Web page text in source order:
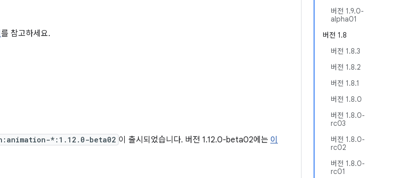
버전 1.9.0-
alpha01
버전 1.8
버전 1.8.3
버전 1.8.2
버전 1.8.1
버전 1.8.0
버전 1.8.0-
rc03
버전 1.8.0-
rc02
버전 1.8.0-
rc01
를 참고하세요.
*:1.12.0-beta02 이 출시되었습니다. 버전 1.12.0-beta02에는 이